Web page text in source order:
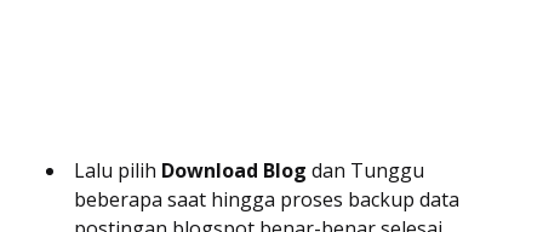
Lalu pilih Download Blog dan Tunggu
beberapa saat hingga proses backup data